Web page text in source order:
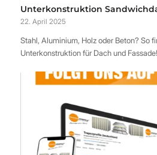
Unterkonstruktion
22. April 2025
Stahl, Aluminium, Holz oder Beton? So
Unterkonstruktion für Dach und Fassade!